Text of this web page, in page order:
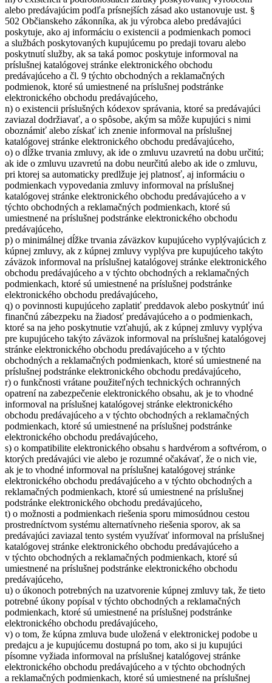
alebo predávajúcim podľa prísnejších zásad ako ustanovuje ust. §
502 Občianskeho zákonníka, ak ju výrobca alebo predávajúci
poskytuje, ako aj informáciu o existencii a podmienkach pomoci
a službách poskytovaných kupujúcemu po predaji tovaru alebo
poskytnutí služby, ak sa taká pomoc poskytuje informoval na
príslušnej katalógovej stránke elektronického obchodu
predávajúceho a čl. 9 týchto obchodných a reklamačných
podmienok, ktoré sú umiestnené na príslušnej podstránke
elektronického obchodu predávajúceho,
n) o existencii príslušných kódexov správania, ktoré sa predávajúci
zaviazal dodržiavať, a o spôsobe, akým sa môže kupujúci s nimi
oboznámiť alebo získať ich znenie informoval na príslušnej
katalógovej stránke elektronického obchodu predávajúceho,
o) o dĺžke trvania zmluvy, ak ide o zmluvu uzavretú na dobu určitú;
ak ide o zmluvu uzavretú na dobu neurčitú alebo ak ide o zmluvu,
pri ktorej sa automaticky predlžuje jej platnosť, aj informáciu o
podmienkach vypovedania zmluvy informoval na príslušnej
katalógovej stránke elektronického obchodu predávajúceho a v
týchto obchodných a reklamačných podmienkach, ktoré sú
umiestnené na príslušnej podstránke elektronického obchodu
predávajúceho,
p) o minimálnej dĺžke trvania záväzkov kupujúceho vyplývajúcich z
kúpnej zmluvy, ak z kúpnej zmluvy vyplýva pre kupujúceho takýto
záväzok informoval na príslušnej katalógovej stránke elektronického
obchodu predávajúceho a v týchto obchodných a reklamačných
podmienkach, ktoré sú umiestnené na príslušnej podstránke
elektronického obchodu predávajúceho,
q) o povinnosti kupujúceho zaplatiť preddavok alebo poskytnúť inú
finančnú zábezpeku na žiadosť predávajúceho a o podmienkach,
ktoré sa na jeho poskytnutie vzťahujú, ak z kúpnej zmluvy vyplýva
pre kupujúceho takýto záväzok informoval na príslušnej katalógovej
stránke elektronického obchodu predávajúceho a v týchto
obchodných a reklamačných podmienkach, ktoré sú umiestnené na
príslušnej podstránke elektronického obchodu predávajúceho,
r) o funkčnosti vrátane použiteľných technických ochranných
opatrení na zabezpečenie elektronického obsahu, ak je to vhodné
informoval na príslušnej katalógovej stránke elektronického
obchodu predávajúceho a v týchto obchodných a reklamačných
podmienkach, ktoré sú umiestnené na príslušnej podstránke
elektronického obchodu predávajúceho,
s) o kompatibilite elektronického obsahu s hardvérom a softvérom, o
ktorých predávajúci vie alebo je rozumné očakávať, že o nich vie,
ak je to vhodné informoval na príslušnej katalógovej stránke
elektronického obchodu predávajúceho a v týchto obchodných a
reklamačných podmienkach, ktoré sú umiestnené na príslušnej
podstránke elektronického obchodu predávajúceho,
t) o možnosti a podmienkach riešenia sporu mimosúdnou cestou
prostredníctvom systému alternatívneho riešenia sporov, ak sa
predávajúci zaviazal tento systém využívať informoval na príslušnej
katalógovej stránke elektronického obchodu predávajúceho a
v týchto obchodných a reklamačných podmienkach, ktoré sú
umiestnené na príslušnej podstránke elektronického obchodu
predávajúceho,
u) o úkonoch potrebných na uzatvorenie kúpnej zmluvy tak, že tieto
potrebné úkony popísal v týchto obchodných a reklamačných
podmienkach, ktoré sú umiestnené na príslušnej podstránke
elektronického obchodu predávajúceho,
v) o tom, že kúpna zmluva bude uložená v elektronickej podobe u
predajcu a je kupujúcemu dostupná po tom, ako si ju kupujúci
písomne vyžiada informoval na príslušnej katalógovej stránke
elektronického obchodu predávajúceho a v týchto obchodných
a reklamačných podmienkach, ktoré sú umiestnené na príslušnej